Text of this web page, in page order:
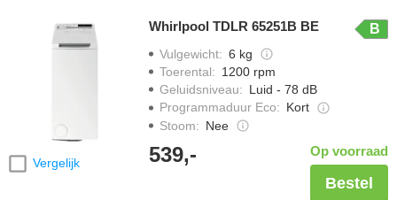
Vergelijk
Whirlpool TDLR 65251B BE B
Vulgewicht: 6 kg
Toerental: 1200 rpm
Geluidsniveau: Luid - 78 dB
Programmaduur Eco: Kort
Stoom: Nee
539,- Op voorraad
Bestel